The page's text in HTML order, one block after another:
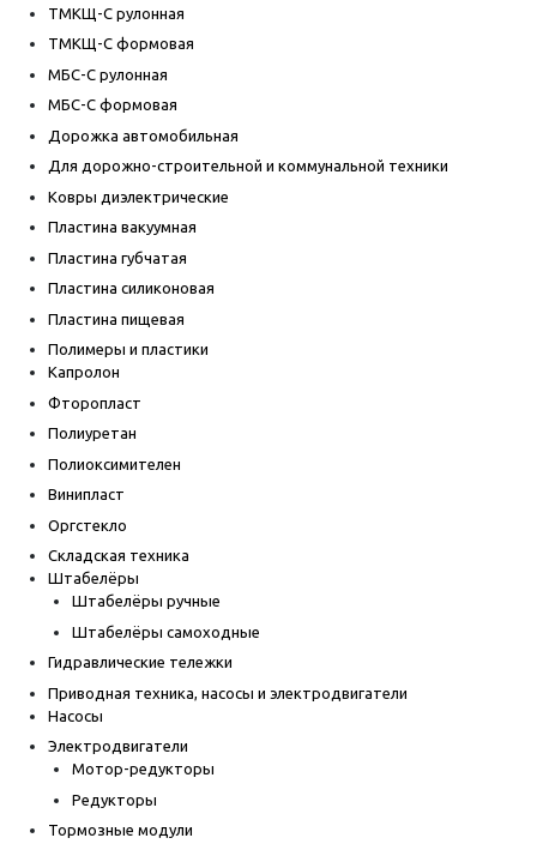
ТМКЩ-С рулонная
ТМКЩ-С формовая
МБС-С рулонная
МБС-С формовая
Дорожка автомобильная
Для дорожно-строительной и коммунальной техники
Ковры диэлектрические
Пластина вакуумная
Пластина губчатая
Пластина силиконовая
Пластина пищевая
Полимеры и пластики
Капролон
Фторопласт
Полиуретан
Полиоксимителен
Винипласт
Оргстекло
Складская техника
Штабелёры
Штабелёры ручные
Штабелёры самоходные
Гидравлические тележки
Приводная техника, насосы и электродвигатели
Насосы
Электродвигатели
Мотор-редукторы
Редукторы
Тормозные модули